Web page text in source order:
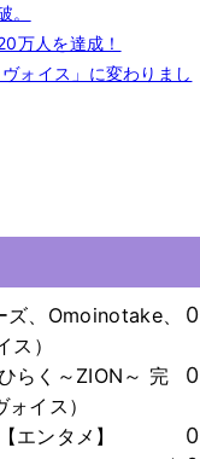
万人を達成！
ォイス」に変わりまし
ズ、Omoinotake、
）
0
らく～ZION～ 完
イス）
0
エンタメ】
0